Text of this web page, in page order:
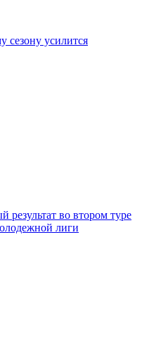
сезону усилится
результат во втором туре
лиги